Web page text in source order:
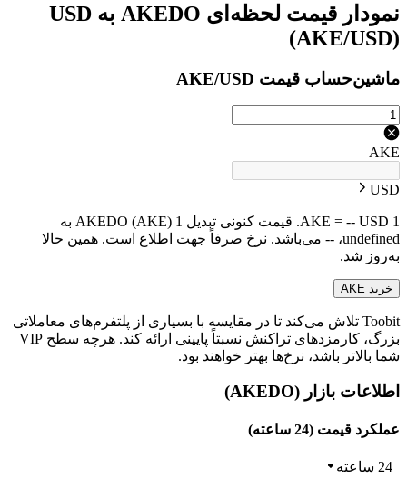
نمودار قیمت لحظه‌ای AKEDO به USD
(AKE/USD)
ماشین‌حساب قیمت AKE/USD
AKE
USD
1 AKE = -- USD. قیمت کنونی تبدیل 1 AKEDO (AKE) به
undefined، -- می‌باشد. نرخ صرفاً جهت اطلاع است. همین حالا
به‌روز شد.
خرید AKE
Toobit تلاش می‌کند تا در مقایسه با بسیاری از پلتفرم‌های معاملاتی
بزرگ، کارمزدهای تراکنش نسبتاً پایینی ارائه کند. هرچه سطح VIP
شما بالاتر باشد، نرخ‌ها بهتر خواهند بود.
اطلاعات بازار (AKEDO)
عملکرد قیمت (24 ساعته)
24 ساعته